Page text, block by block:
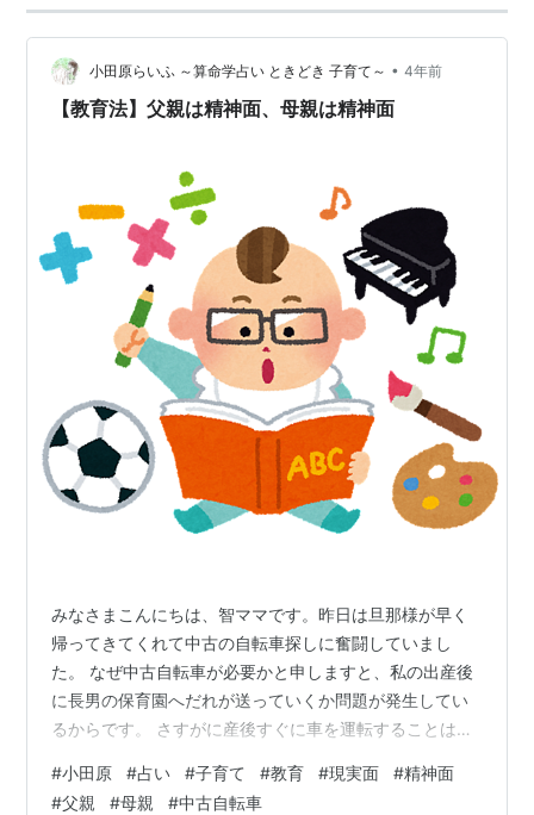
うことではなく、 実際に現実…
小田原らいふ ～算命学占い ときどき 子育て～ • 4年前
【教育法】父親は精神面、母親は精神面
みなさまこんにちは、智ママです。昨日は旦那様が早く
帰ってきてくれて中古の自転車探しに奮闘していまし
た。 なぜ中古自転車が必要かと申しますと、私の出産後
に長男の保育園へだれが送っていくか問題が発生してい
るからです。 さすがに産後すぐに車を運転することはで
は朝6時前に家を出てしまうため送りは難しいのです。
#小田原 #占い #子育て #教育 #現実面 #精神面
#父親 #母親 #中古自転車